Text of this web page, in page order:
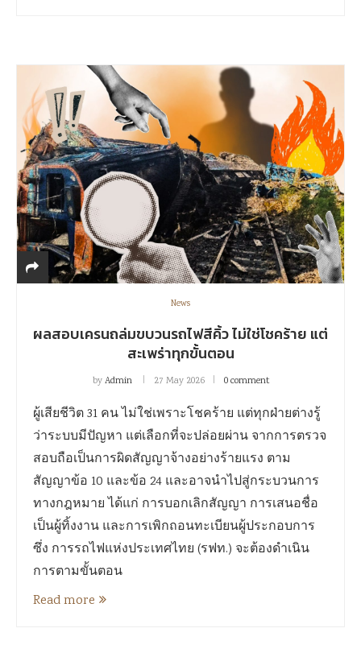
News
ผลสอบเครนถล่มขบวนรถไฟสีคิ้ว ไม่ใช่โชคร้าย แต่
สะเพร่าทุกขั้นตอน
byAdmin 27 May 2026 0 comment
ผู้เสียชีวิต 31 คน ไม่ใช่เพราะโชคร้าย แต่ทุกฝ่ายต่างรู้
ว่าระบบมีปัญหา แต่เลือกที่จะปล่อยผ่าน จากการตรวจ
สอบถือเป็นการผิดสัญญาจ้างอย่างร้ายแรง ตาม
สัญญาข้อ 10 และข้อ 24 และอาจนำไปสู่กระบวนการ
ทางกฎหมาย ได้แก่ การบอกเลิกสัญญา การเสนอชื่อ
เป็นผู้ทิ้งงาน และการเพิกถอนทะเบียนผู้ประกอบการ
ซึ่ง การรถไฟแห่งประเทศไทย (รฟท.) จะต้องดำเนิน
การตามขั้นตอน
Read more